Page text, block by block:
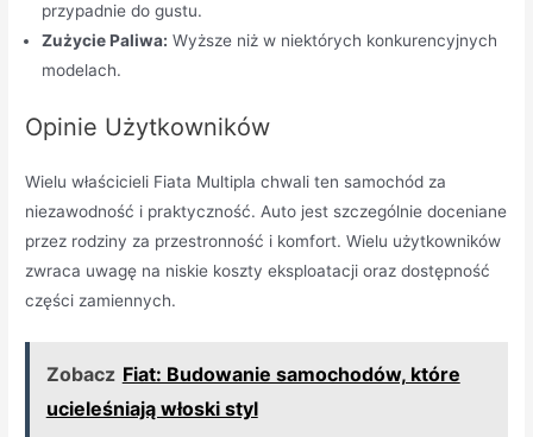
przypadnie do gustu.
Zużycie Paliwa: Wyższe niż w niektórych konkurencyjnych
modelach.
Opinie Użytkowników
Wielu właścicieli Fiata Multipla chwali ten samochód za
niezawodność i praktyczność. Auto jest szczególnie doceniane
przez rodziny za przestronność i komfort. Wielu użytkowników
zwraca uwagę na niskie koszty eksploatacji oraz dostępność
części zamiennych.
Zobacz Fiat: Budowanie samochodów, które
ucieleśniają włoski styl